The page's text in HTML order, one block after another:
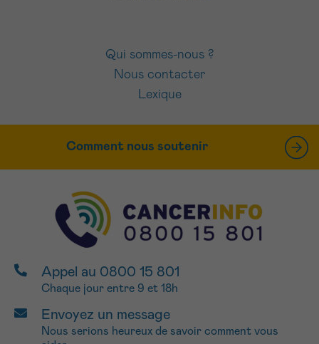
Qui sommes-nous ?
Nous contacter
Lexique
Comment nous soutenir
Appel au 0800 15 801
Chaque jour entre 9 et 18h
Envoyez un message
Nous serions heureux de savoir comment vous